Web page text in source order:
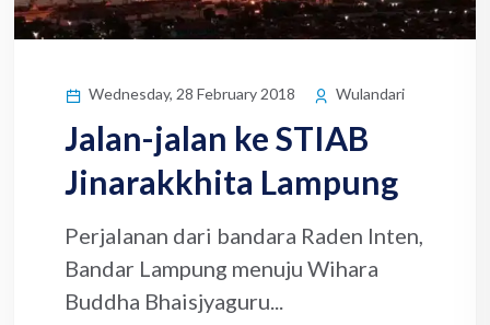
Wednesday, 28 February 2018 Wulandari
Jalan-jalan ke STIAB
Jinarakkhita Lampung
Perjalanan dari bandara Raden Inten,
Bandar Lampung menuju Wihara
Buddha Bhaisjyaguru...